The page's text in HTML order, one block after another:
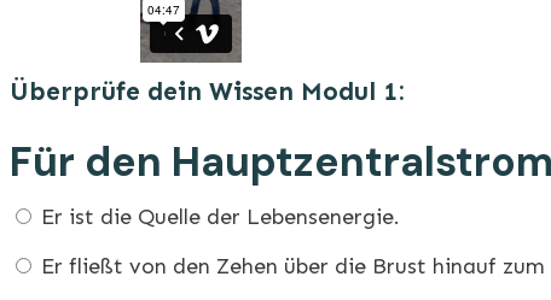
Überprüfe dein Wissen Modul 1:
Für den
Er ist die Quelle der Lebensenergie.
Er fließt von den Zehen über die Brust hinauf